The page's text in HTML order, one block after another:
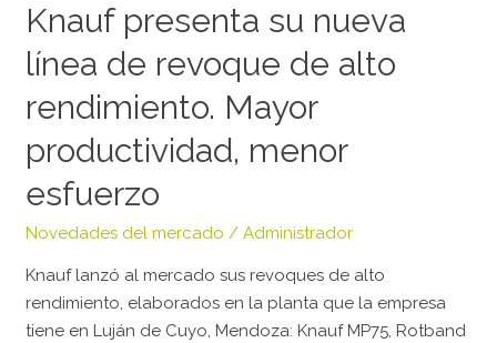
Knauf presenta su nueva
línea de revoque de alto
rendimiento. Mayor
productividad, menor
esfuerzo
Novedades del mercado /Administrador
Knauf lanzó al mercado sus revoques de alto
rendimiento, elaborados en la planta que la empresa
tiene en Luján de Cuyo, Mendoza: Knauf MP75, Rotband
su
línea
de
revoque
de
rendimiento.
Mayor
productividad,
menor
esfuerzo